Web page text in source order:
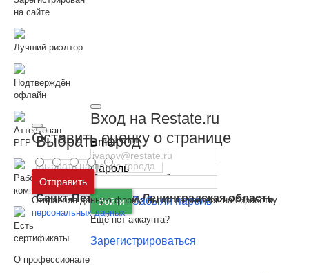
Выбрать город
Москва и
Московская область
Санкт-Петербург иЛенинградская область
Вход на Restate.ru
Email
Пароль
Войти Забыли пароль
Ещё нет аккаунта?
Зарегистрироваться
на сайте
Лучший риэлтор
Подтверждён
офлайн
Аттестован
РГР
Работает в
компании РГР
Есть
сертификаты
О профессионале
Оставить оценку о странице
Отправить
Отправляя данную форму, вы соглашаетесь на обработку
персональных данных